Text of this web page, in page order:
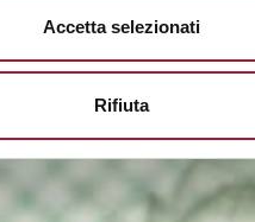
Accetta selezionati
Rifiuta